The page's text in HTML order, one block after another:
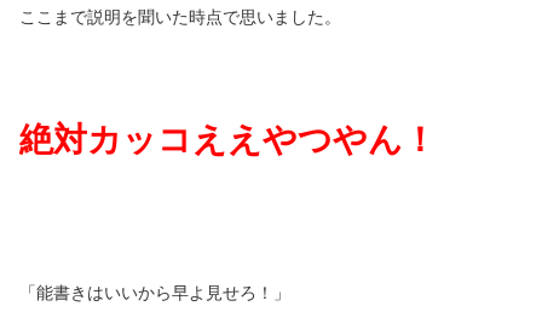
ここまで説明を聞いた時点で思いました。
絶対カッコええやつやん！
「能書きはいいから早よ見せろ！」